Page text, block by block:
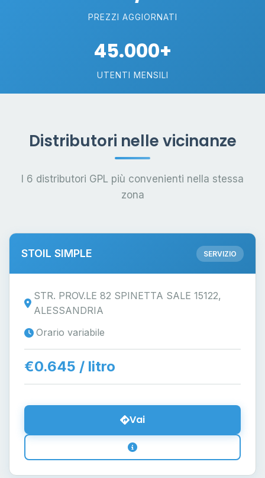
PREZZI AGGIORNATI
45.000+
UTENTI MENSILI
Distributori nelle vicinanze
I 6 distributori GPL più convenienti nella stessa
zona
STOIL SIMPLE SERVIZIO
STR. PROV.LE 82 SPINETTA SALE 15122,
ALESSANDRIA
Orario variabile
€0.645 / litro
Vai